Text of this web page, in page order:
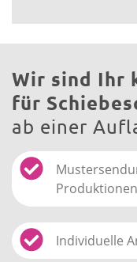
Wir sind Ihr
für
ab einer
Produktionen
Individuelle